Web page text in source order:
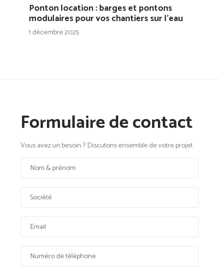
Ponton location : barges et pontons
modulaires pour vos chantiers sur l’eau
1 décembre 2025
Formulaire de contact
Vous avez un besoin ? Discutons ensemble de votre projet.